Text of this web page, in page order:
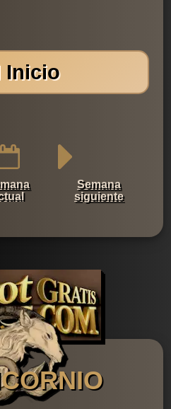
Inicio
Semana
siguiente